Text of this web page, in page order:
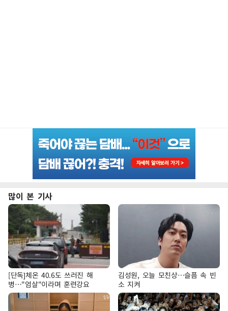
많이 본 기사
[단독]체온 40.6도 쓰러진 해
병…"엄살"이라며 훈련강요
김성원, 오늘 모친상…슬픔 속 빈
소 지켜